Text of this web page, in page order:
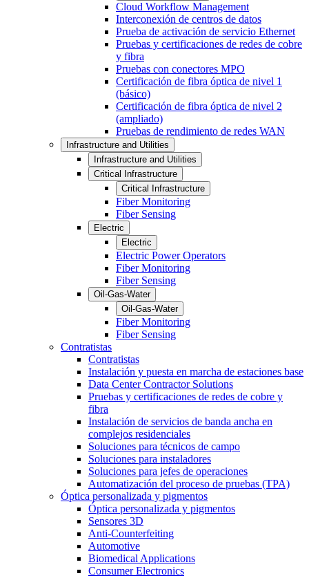
Cloud Workflow Management
Interconexión de centros de datos
Prueba de activación de servicio Ethernet
Pruebas y certificaciones de redes de cobre
y fibra
Pruebas con conectores MPO
Certificación de fibra óptica de nivel 1
(básico)
Certificación de fibra óptica de nivel 2
(ampliado)
Pruebas de rendimiento de redes WAN
Infrastructure and Utilities
Infrastructure and Utilities
Critical Infrastructure
Critical Infrastructure
Fiber Monitoring
Fiber Sensing
Electric
Electric
Electric Power Operators
Fiber Monitoring
Fiber Sensing
Oil-Gas-Water
Oil-Gas-Water
Fiber Monitoring
Fiber Sensing
Contratistas
Contratistas
Instalación y puesta en marcha de estaciones base
Data Center Contractor Solutions
Pruebas y certificaciones de redes de cobre y
fibra
Instalación de servicios de banda ancha en
complejos residenciales
Soluciones para técnicos de campo
Soluciones para instaladores
Soluciones para jefes de operaciones
Automatización del proceso de pruebas (TPA)
Óptica personalizada y pigmentos
Óptica personalizada y pigmentos
Sensores 3D
Anti-Counterfeiting
Automotive
Biomedical Applications
Consumer Electronics